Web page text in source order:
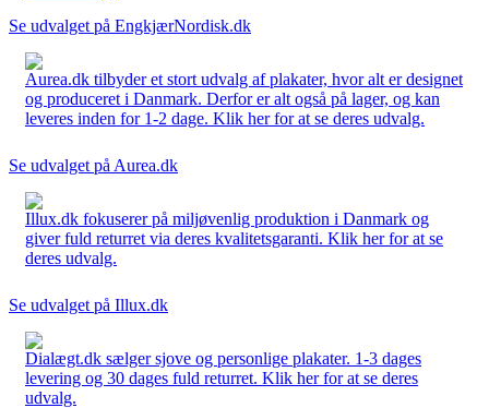
Se udvalget på EngkjærNordisk.dk
Aurea.dk tilbyder et stort udvalg af plakater, hvor alt er designet
og produceret i Danmark. Derfor er alt også på lager, og kan
leveres inden for 1-2 dage. Klik her for at se deres udvalg.
Se udvalget på Aurea.dk
Illux.dk fokuserer på miljøvenlig produktion i Danmark og
giver fuld returret via deres kvalitetsgaranti. Klik her for at se
deres udvalg.
Se udvalget på Illux.dk
Dialægt.dk sælger sjove og personlige plakater. 1-3 dages
levering og 30 dages fuld returret. Klik her for at se deres
udvalg.